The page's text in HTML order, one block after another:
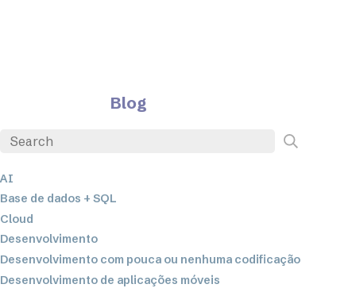
Blog
AI
Base de dados + SQL
Cloud
Desenvolvimento
Desenvolvimento com pouca ou nenhuma codificação
Desenvolvimento de aplicações móveis